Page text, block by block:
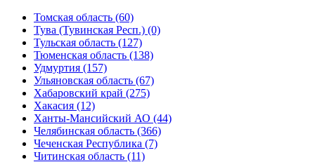
Томская область (60)
Тува (Тувинская Респ.) (0)
Тульская область (127)
Тюменская область (138)
Удмуртия (157)
Ульяновская область (67)
Хабаровский край (275)
Хакасия (12)
Ханты-Мансийский АО (44)
Челябинская область (366)
Чеченская Республика (7)
Читинская область (11)